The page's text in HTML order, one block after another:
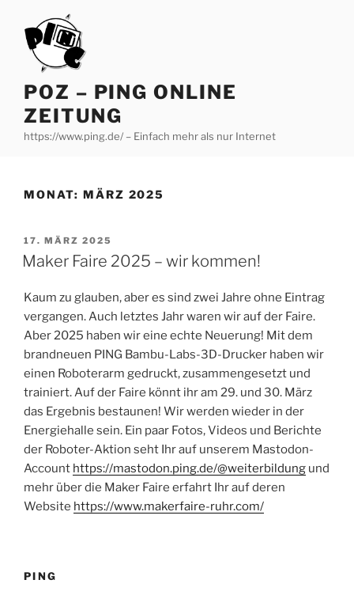
Inhalt
springen
POZ – PING ONLINE
ZEITUNG
https://www.ping.de/ – Einfach mehr als nur Internet
MONAT: MÄRZ 2025
VERÖFFENTLICHT
AM
17. MÄRZ 2025
Maker Faire 2025 – wir kommen!
Kaum zu glauben, aber es sind zwei Jahre ohne Eintrag
vergangen. Auch letztes Jahr waren wir auf der Faire.
Aber 2025 haben wir eine echte Neuerung! Mit dem
brandneuen PING Bambu-Labs-3D-Drucker haben wir
einen Roboterarm gedruckt, zusammengesetzt und
trainiert. Auf der Faire könnt ihr am 29. und 30. März
das Ergebnis bestaunen! Wir werden wieder in der
Energiehalle sein. Ein paar Fotos, Videos und Berichte
der Roboter-Aktion seht Ihr auf unserem Mastodon-
Account https://mastodon.ping.de/@weiterbildung und
mehr über die Maker Faire erfahrt Ihr auf deren
Website https://www.makerfaire-ruhr.com/
PING